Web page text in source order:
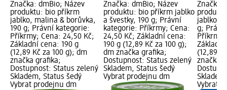
Značka: dmBio; Název
produktu: bio příkrm
jablko, malina & borůvka,
190 g; Právní kategorie:
Příkrmy; Cena: 24,50 Kč;
Základní cena: 190 g
(12,89 Kč za 100 g); dm
značka grafika;
Dostupnost: Status zelený
Skladem, Status šedý
Vybrat prodejnu dm
Značka: dmBio; Název
produktu: bio příkrm jablko
a švestky, 190 g; Právní
kategorie: Příkrmy; Cena:
24,50 Kč; Základní cena:
190 g (12,89 Kč za 100 g);
dm značka grafika;
Dostupnost: Status zelený
Skladem, Status šedý
Vybrat prodejnu dm
Značka:
jablko,
g;
Příkrmy;
Základní
(12,89
značka
Vybrat